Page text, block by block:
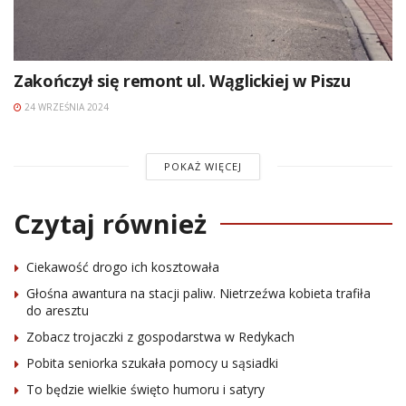
Zakończył się remont ul. Wąglickiej w Piszu
24 WRZEŚNIA 2024
POKAŻ WIĘCEJ
Czytaj również
Ciekawość drogo ich kosztowała
Głośna awantura na stacji paliw. Nietrzeźwa kobieta trafiła
do aresztu
Zobacz trojaczki z gospodarstwa w Redykach
Pobita seniorka szukała pomocy u sąsiadki
To będzie wielkie święto humoru i satyry